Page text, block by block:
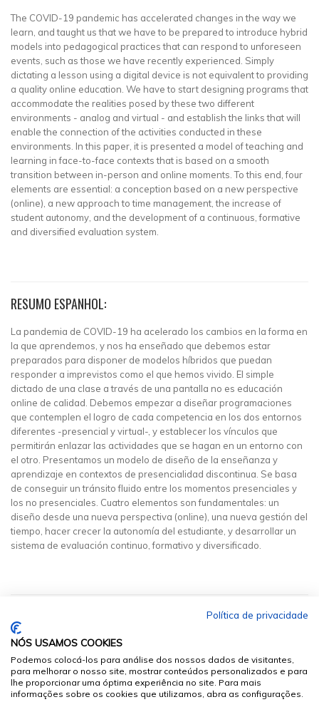
The COVID-19 pandemic has accelerated changes in the way we
learn, and taught us that we have to be prepared to introduce hybrid
models into pedagogical practices that can respond to unforeseen
events, such as those we have recently experienced. Simply
dictating a lesson using a digital device is not equivalent to providing
a quality online education. We have to start designing programs that
accommodate the realities posed by these two different
environments - analog and virtual - and establish the links that will
enable the connection of the activities conducted in these
environments. In this paper, it is presented a model of teaching and
learning in face-to-face contexts that is based on a smooth
transition between in-person and online moments. To this end, four
elements are essential: a conception based on a new perspective
(online), a new approach to time management, the increase of
student autonomy, and the development of a continuous, formative
and diversified evaluation system.
RESUMO ESPANHOL:
La pandemia de COVID-19 ha acelerado los cambios en la forma en
la que aprendemos, y nos ha enseñado que debemos estar
preparados para disponer de modelos híbridos que puedan
responder a imprevistos como el que hemos vivido. El simple
dictado de una clase a través de una pantalla no es educación
online de calidad. Debemos empezar a diseñar programaciones
que contemplen el logro de cada competencia en los dos entornos
diferentes -presencial y virtual-, y establecer los vínculos que
permitirán enlazar las actividades que se hagan en un entorno con
el otro. Presentamos un modelo de diseño de la enseñanza y
aprendizaje en contextos de presencialidad discontinua. Se basa
de conseguir un tránsito fluido entre los momentos presenciales y
los no presenciales. Cuatro elementos son fundamentales: un
diseño desde una nueva perspectiva (online), una nueva gestión del
tiempo, hacer crecer la autonomía del estudiante, y desarrollar un
sistema de evaluación continuo, formativo y diversificado.
Política de privacidade
NÓS USAMOS COOKIES
Podemos colocá-los para análise dos nossos dados de visitantes,
para melhorar o nosso site, mostrar conteúdos personalizados e para
lhe proporcionar uma óptima experiência no site. Para mais
informações sobre os cookies que utilizamos, abra as configurações.